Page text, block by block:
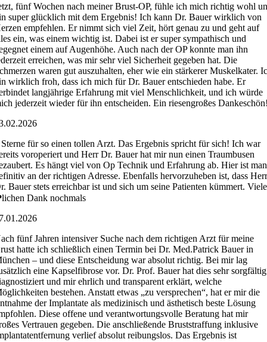
fünf Wochen nach meiner Brust-OP, fühle ich mich richtig wohl
super glücklich mit dem Ergebnis! Ich kann Dr. Bauer wirklich von
empfehlen. Er nimmt sich viel Zeit, hört genau zu und geht auf
ein, was einem wichtig ist. Dabei ist er super sympathisch und
einem auf Augenhöhe. Auch nach der OP konnte man ihn
erreichen, was mir sehr viel Sicherheit gegeben hat. Die
waren gut auszuhalten, eher wie ein stärkerer Muskelkater.
wirklich froh, dass ich mich für Dr. Bauer entschieden habe. Er
langjährige Erfahrung mit viel Menschlichkeit, und ich würde
jederzeit wieder für ihn entscheiden. Ein riesengroßes
für so einen tollen Arzt. Das Ergebnis spricht für sich! Ich war
voroperiert und Herr Dr. Bauer hat mir nun einen Traumbusen
Es hängt viel von Op Technik und Erfahrung ab. Hier ist man
an der richtigen Adresse. Ebenfalls hervorzuheben ist, dass
Bauer stets erreichbar ist und sich um seine Patienten kümmert.
Dank nochmals
fünf Jahren intensiver Suche nach dem richtigen Arzt für meine
hatte ich schließlich einen Termin bei Dr. Med.Patrick Bauer in
– und diese Entscheidung war absolut richtig. Bei mir lag
eine Kapselfibrose vor. Dr. Prof. Bauer hat dies sehr sorgfältig
und mir ehrlich und transparent erklärt, welche
bestehen. Anstatt etwas „zu versprechen“, hat er mir die
der Implantate als medizinisch und ästhetisch beste Lösung
Diese offene und verantwortungsvolle Beratung hat mir
Vertrauen gegeben. Die anschließende Bruststraffung inklusive
verlief absolut reibungslos. Das Ergebnis ist